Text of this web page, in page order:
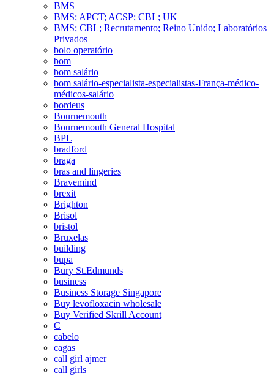
BMS
BMS; APCT; ACSP; CBL; UK
BMS; CBL; Recrutamento; Reino Unido; Laboratórios
Privados
bolo operatório
bom
bom salário
bom salário-especialista-especialistas-França-médico-
médicos-salário
bordeus
Bournemouth
Bournemouth General Hospital
BPL
bradford
braga
bras and lingeries
Bravemind
brexit
Brighton
Brisol
bristol
Bruxelas
building
bupa
Bury St.Edmunds
business
Business Storage Singapore
Buy levofloxacin wholesale
Buy Verified Skrill Account
C
cabelo
cagas
call girl ajmer
call girls